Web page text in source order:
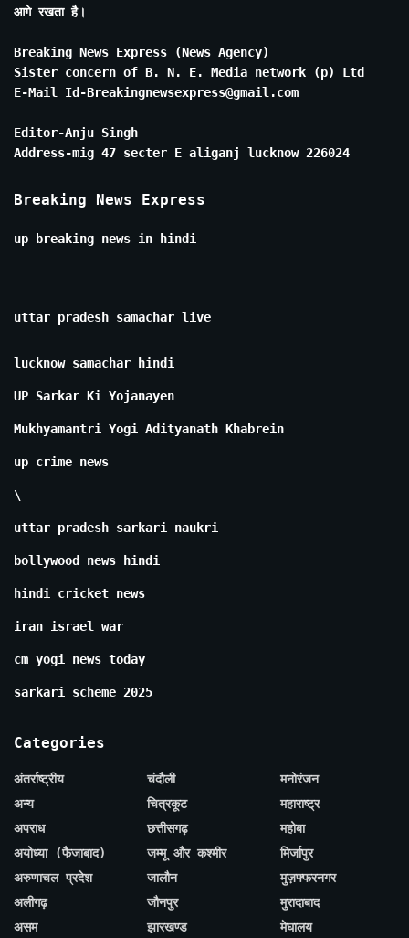
आगे रखता है।
Breaking News Express (News Agency)
Sister concern of B. N. E. Media network (p) Ltd
E-Mail Id-Breakingnewsexpress@gmail.com
Editor-Anju Singh
Address-mig 47 secter E aliganj lucknow 226024
Breaking News Express
up breaking news in hindi
uttar pradesh samachar live
lucknow samachar hindi
UP Sarkar Ki Yojanayen
Mukhyamantri Yogi Adityanath Khabrein
up crime news
\
uttar pradesh sarkari naukri
bollywood news hindi
hindi cricket news
iran israel war
cm yogi news today
sarkari scheme 2025
Categories
अंतर्राष्ट्रीय
अन्य
अपराध
अयोध्या (फैजाबाद)
अरुणाचल प्रदेश
अलीगढ़
असम
चंदौली
चित्रकूट
छत्तीसगढ़
जम्मू और कश्मीर
जालौन
जौनपुर
झारखण्ड
मनोरंजन
महाराष्ट्र
महोबा
मिर्जापुर
मुज़फ्फरनगर
मुरादाबाद
मेघालय